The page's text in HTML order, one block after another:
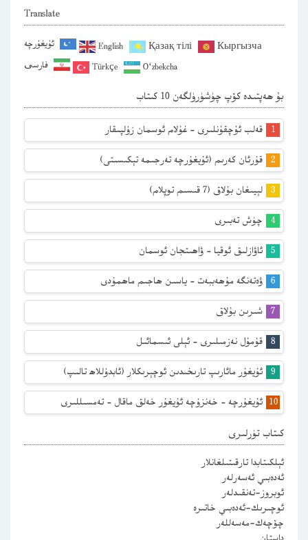
Translate
ئۇيغۇرچە English Қазақ тілі
Кыргызча
فارسی
Türkçe O‘zbekcha
بۇ ھەپتىدە كۆپ چۈشۈرۈلگەن 10 كىتاب
قەلب ئۇچقۇنلىرى – غۇلام ئوسمان زۇلپىقار
قۇرئان كەرىم (ئۇيغۇرچە تەرجىمە تېكىسىتى)
لېيىغان بۇلاق (7 قىسىم توپلام)
چۈش تەبىرى
ئاۋازلىق ئوقيا – ۋاھىتجان ئوسمان
ۋەتەنگە مۇھەببەت – ياسىن ھاجىم ماھمۇدى
شىرىن بۇلاق
قۇمۇل نەزمىلىرى – ئېلى ئىسمائىل
ئۇيغۇر مائارىپ تارىخىدىن ئوچېرىكلار (ئابدۇللاھ تالىپ)
ئۇيغۇرچە – خەنزۇچە ئۇيغۇر خەلق ماقال – تەمسىللىرى
كىتاب تۈرلىرى
ئېلكىتابدا تارقىتىلغانلار
ئەدەبىي ئەسەرلەر
ئوبروز-تەنقىدلەر
ئوچىرىك-ئەدەبىي خاتىرە
چۆچەك-مەسەللەر